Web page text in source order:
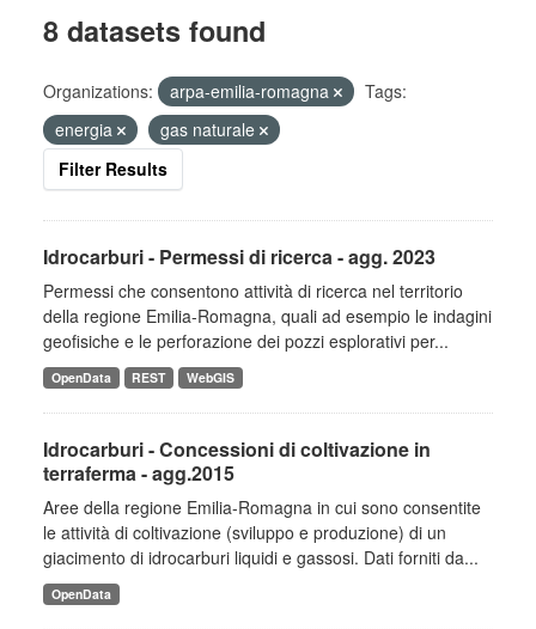
8 datasets found
Organizations: arpa-emilia-romagna
Tags:
energia
gas naturale
Filter Results
Idrocarburi - Permessi di ricerca - agg. 2023
Permessi che consentono attività di ricerca nel territorio
della regione Emilia-Romagna, quali ad esempio le indagini
geofisiche e le perforazione dei pozzi esplorativi per...
OpenData REST WebGIS
Idrocarburi - Concessioni di coltivazione in
terraferma - agg.2015
Aree della regione Emilia-Romagna in cui sono consentite
le attività di coltivazione (sviluppo e produzione) di un
giacimento di idrocarburi liquidi e gassosi. Dati forniti da...
OpenData